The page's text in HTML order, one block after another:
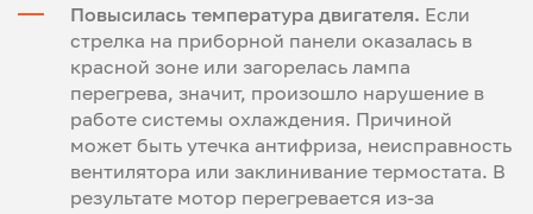
Повысилась температура двигателя. Если
стрелка на приборной панели оказалась в
красной зоне или загорелась лампа
перегрева, значит, произошло нарушение в
работе системы охлаждения. Причиной
может быть утечка антифриза, неисправность
вентилятора или заклинивание термостата. В
результате мотор перегревается из-за